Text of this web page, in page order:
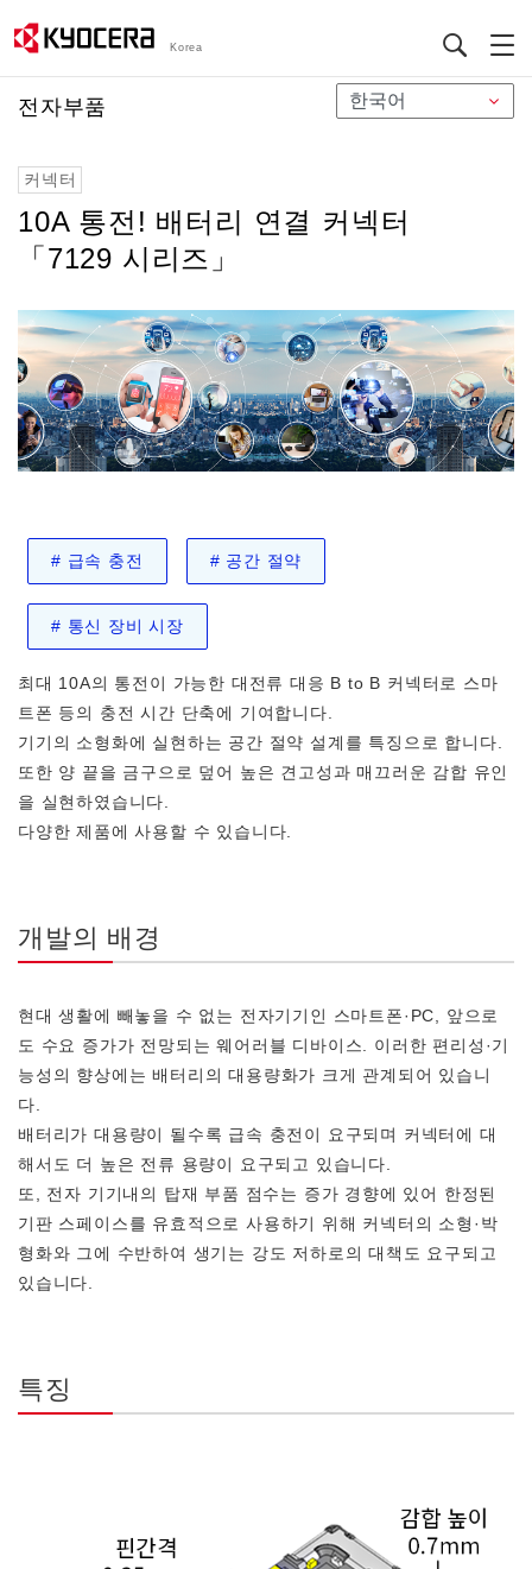
Korea
전자부품
커넥터
10A 통전! 배터리 연결 커넥터
「7129 시리즈」
# 급속 충전 # 공간 절약
# 통신 장비 시장
최대 10A의 통전이 가능한 대전류 대응 B to B 커넥터로 스마
트폰 등의 충전 시간 단축에 기여합니다.
기기의 소형화에 실현하는 공간 절약 설계를 특징으로 합니다.
또한 양 끝을 금구으로 덮어 높은 견고성과 매끄러운 감합 유인
을 실현하였습니다.
다양한 제품에 사용할 수 있습니다.
개발의 배경
현대 생활에 빼놓을 수 없는 전자기기인 스마트폰·PC, 앞으로
도 수요 증가가 전망되는 웨어러블 디바이스. 이러한 편리성·기
능성의 향상에는 배터리의 대용량화가 크게 관계되어 있습니
다.
배터리가 대용량이 될수록 급속 충전이 요구되며 커넥터에 대
해서도 더 높은 전류 용량이 요구되고 있습니다.
또, 전자 기기내의 탑재 부품 점수는 증가 경향에 있어 한정된
기판 스페이스를 유효적으로 사용하기 위해 커넥터의 소형·박
형화와 그에 수반하여 생기는 강도 저하로의 대책도 요구되고
있습니다.
특징